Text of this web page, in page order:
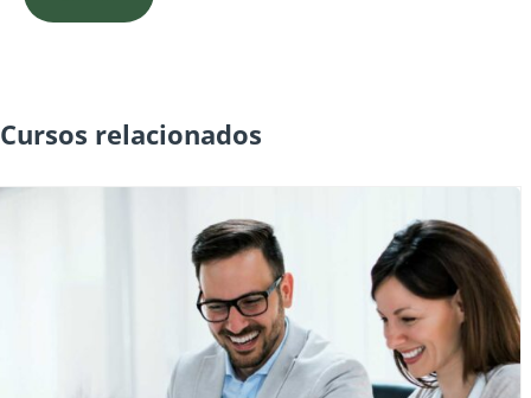
Cursos relacionados